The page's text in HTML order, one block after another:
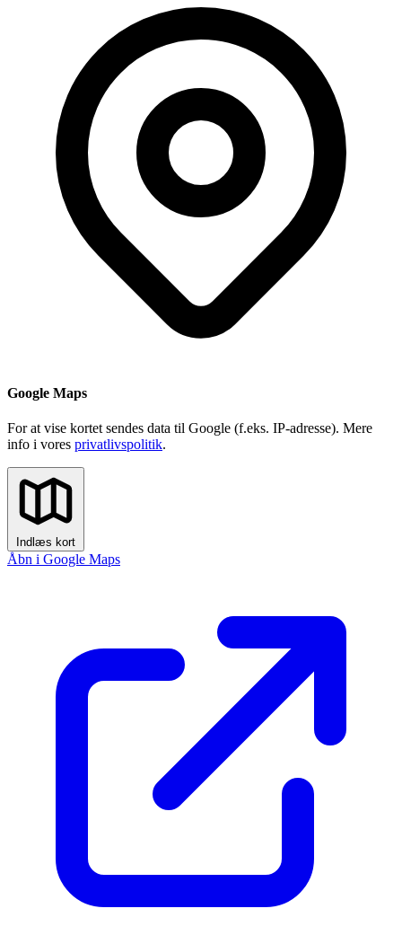
Google Maps
For at vise kortet sendes data til Google (f.eks. IP-adresse). Mere
info i vores privatlivspolitik.
Indlæs kort
Åbn i Google Maps